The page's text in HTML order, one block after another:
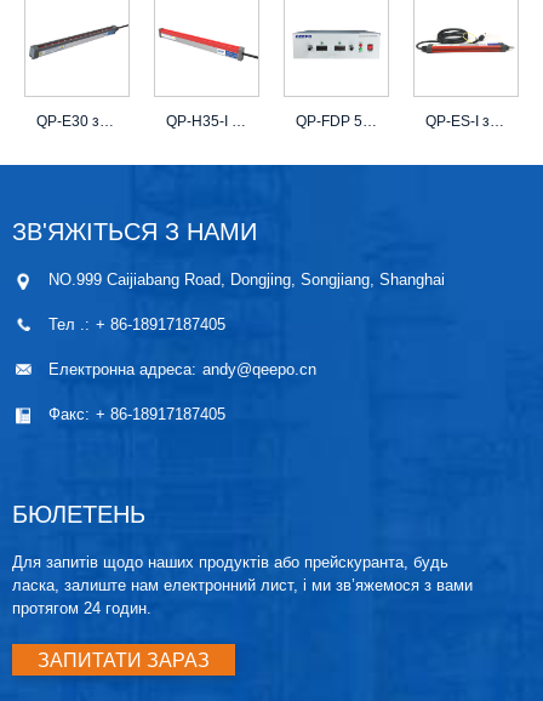
ЗВ'ЯЖІТЬСЯ З НАМИ
NO.999 Caijiabang Road, Dongjing, Songjiang, Shanghai
Тел .: + 86-18917187405
Електронна адреса: andy@qeepo.cn
Факс: + 86-18917187405
БЮЛЕТЕНЬ
Для запитів щодо наших продуктів або прейскуранта, будь
ласка, залиште нам електронний лист, і ми зв’яжемося з вами
протягом 24 годин.
ЗАПИТАТИ ЗАРАЗ